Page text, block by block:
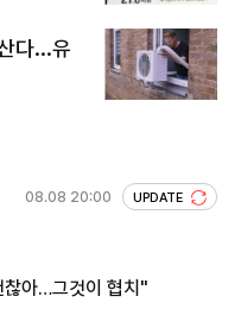
다...유
08.08 20:00 UPDATE
아…그것이 협치"